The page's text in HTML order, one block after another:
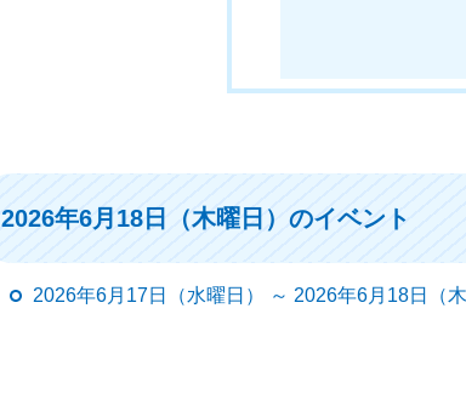
2026年6月18日（木曜日）のイベント
2026年6月17日（水曜日） ～ 2026年6月18日（